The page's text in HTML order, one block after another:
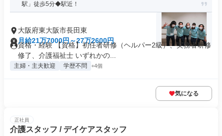
駅」徒歩5分◆駅近！
大阪府東大阪市長田東
月給21万7000円～27万2600円
資格・経験 【資格】初任者研修（ヘルパー2級）、実務者研修
修了、介護福祉士 いずれかの...
主婦・主夫歓迎 学歴不問 +4個
気になる
正社員
介護スタッフ / デイケアスタッフ